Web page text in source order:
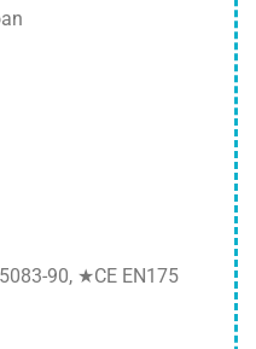
90, ★CE EN175